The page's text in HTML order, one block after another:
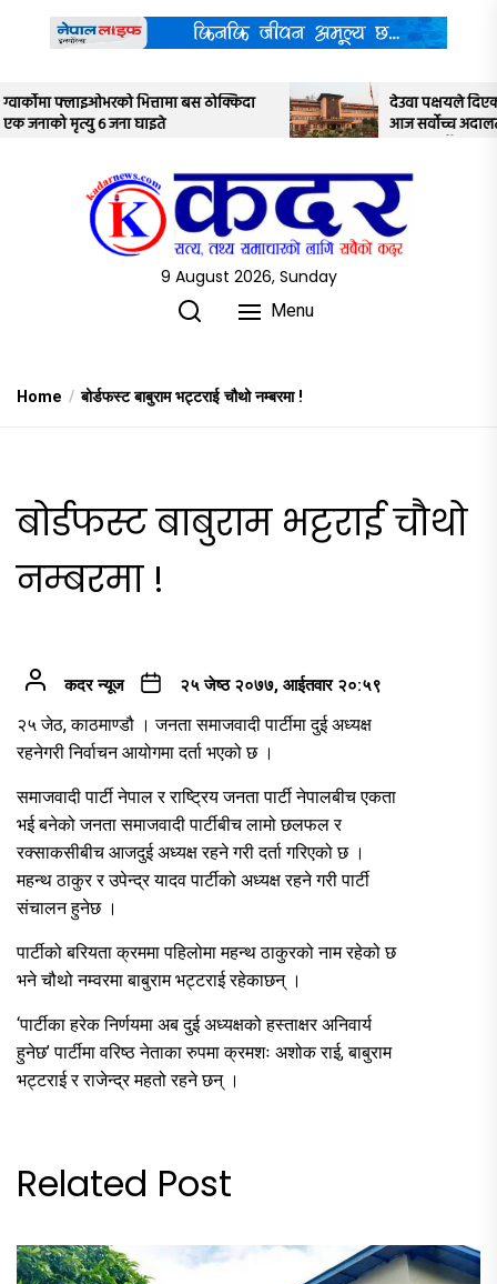
content
देउवा पक्षयले दिएकोे पुनरावलोकन निवेदनमाथि
आज सर्वोच्च अदालतका तीन न्यायाधीशले
9 August 2026, Sunday
Menu
Home बोर्डफस्ट बाबुराम भट्टराई चौथो नम्बरमा !
बोर्डफस्ट बाबुराम भट्टराई चौथो
नम्बरमा !
कदर न्यूज २५ जेष्ठ २०७७, आईतवार २०:५९
२५ जेठ, काठमाण्डौ । जनता समाजवादी पार्टीमा दुई अध्यक्ष
रहनेगरी निर्वाचन आयोगमा दर्ता भएको छ ।
समाजवादी पार्टी नेपाल र राष्ट्रिय जनता पार्टी नेपालबीच एकता
भई बनेको जनता समाजवादी पार्टीबीच लामो छलफल र
रक्साकसीबीच आजदुई अध्यक्ष रहने गरी दर्ता गरिएको छ ।
महन्थ ठाकुर र उपेन्द्र यादव पार्टीको अध्यक्ष रहने गरी पार्टी
संचालन हुनेछ ।
पार्टीको बरियता क्रममा पहिलोमा महन्थ ठाकुरको नाम रहेको छ
भने चौथो नम्वरमा बाबुराम भट्टराई रहेकाछन् ।
‘पार्टीका हरेक निर्णयमा अब दुई अध्यक्षको हस्ताक्षर अनिवार्य
हुनेछ’ पार्टीमा वरिष्ठ नेताका रुपमा क्रमशः अशोक राई, बाबुराम
भट्टराई र राजेन्द्र महतो रहने छन् ।
Related Post